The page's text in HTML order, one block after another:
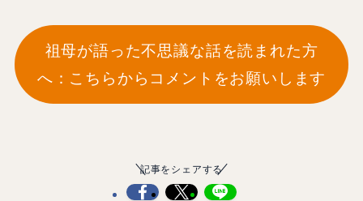
祖母が語った不思議な話を読まれた方
へ：こちらからコメントをお願いします
記事をシェアする